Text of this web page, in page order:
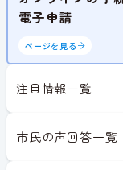
電子申請
ページを見る
注目情報一覧
市民の声回答一覧